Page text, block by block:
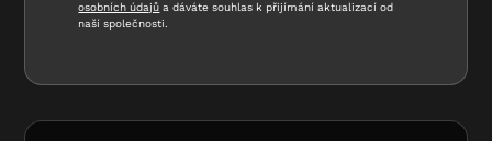
osobních údajů a dáváte souhlas k přijímání aktualizací od
naší společnosti.